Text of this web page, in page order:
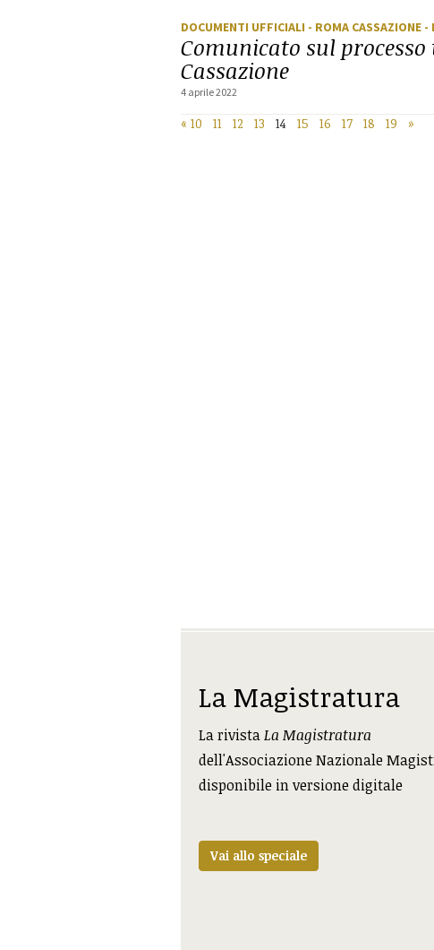
DOCUMENTI UFFICIALI - ROMA CASSAZIONE -
Comunicato sul
Cassazione
4 aprile 2022
« 10 11 12 13 14 15 16 17 18 19 »
La Magistratura
La rivistaLa Magistratura
dell'Associazione Nazionale
disponibile in versione digitale
Vai allo speciale